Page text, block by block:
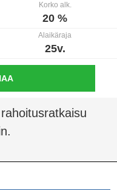
Korko alk.
20 %
Alaikäraja
25v.